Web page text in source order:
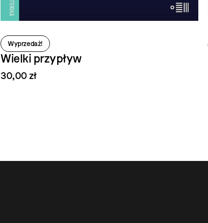
Wyprzedaż!
Wielki przypływ
30,00 zł